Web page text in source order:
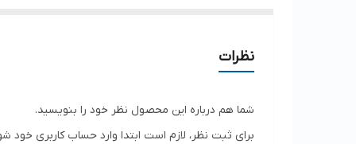
نظرات
شما هم درباره این محصول نظر خود را بنویسید.
برای ثبت نظر، لازم است ابتدا وارد حساب کاربری خود